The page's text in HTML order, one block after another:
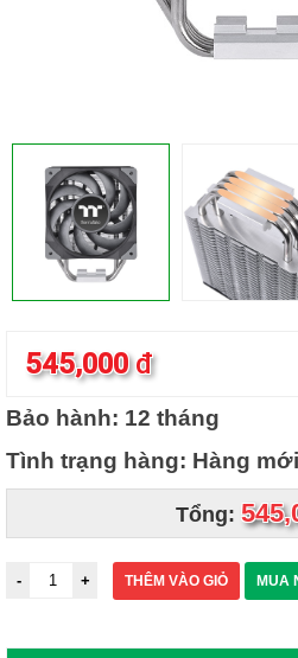
545,000đ
Bảo hành: 12 tháng
Tình trạng hàng: Hàng
Tổng:
THÊM VÀO GIỎ MUA